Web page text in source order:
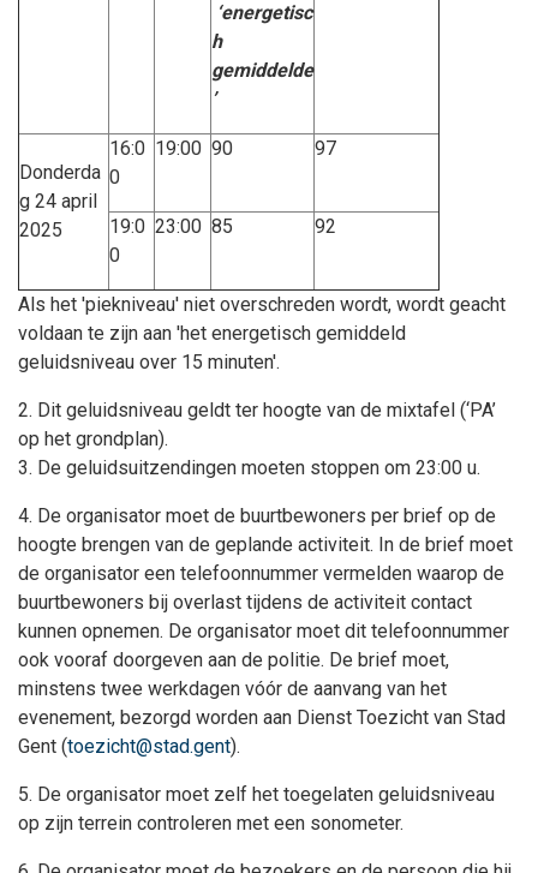
‘energetisc
h
gemiddelde
’
Donderda
g 24 april
2025
16:0
0
19:00 90 97
19:0
0
23:00 85 92
Als het 'piekniveau' niet overschreden wordt, wordt geacht
voldaan te zijn aan 'het energetisch gemiddeld
geluidsniveau over 15 minuten'.
2. Dit geluidsniveau geldt ter hoogte van de mixtafel (‘PA’
op het grondplan).
3. De geluidsuitzendingen moeten stoppen om 23:00 u.
4. De organisator moet de buurtbewoners per brief op de
hoogte brengen van de geplande activiteit. In de brief moet
de organisator een telefoonnummer vermelden waarop de
buurtbewoners bij overlast tijdens de activiteit contact
kunnen opnemen. De organisator moet dit telefoonnummer
ook vooraf doorgeven aan de politie. De brief moet,
minstens twee werkdagen vóór de aanvang van het
evenement, bezorgd worden aan Dienst Toezicht van Stad
Gent (toezicht@stad.gent).
5. De organisator moet zelf het toegelaten geluidsniveau
op zijn terrein controleren met een sonometer.